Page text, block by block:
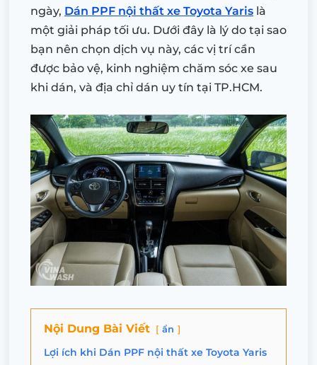
ngày, Dán PPF nội thất xe Toyota Yaris là
một giải pháp tối ưu. Dưới đây là lý do tại sao
bạn nên chọn dịch vụ này, các vị trí cần
được bảo vệ, kinh nghiệm chăm sóc xe sau
khi dán, và địa chỉ dán uy tín tại TP.HCM.
Nội Dung Bài Viết ẩn
Lợi ích khi Dán PPF nội thất xe Toyota Yaris